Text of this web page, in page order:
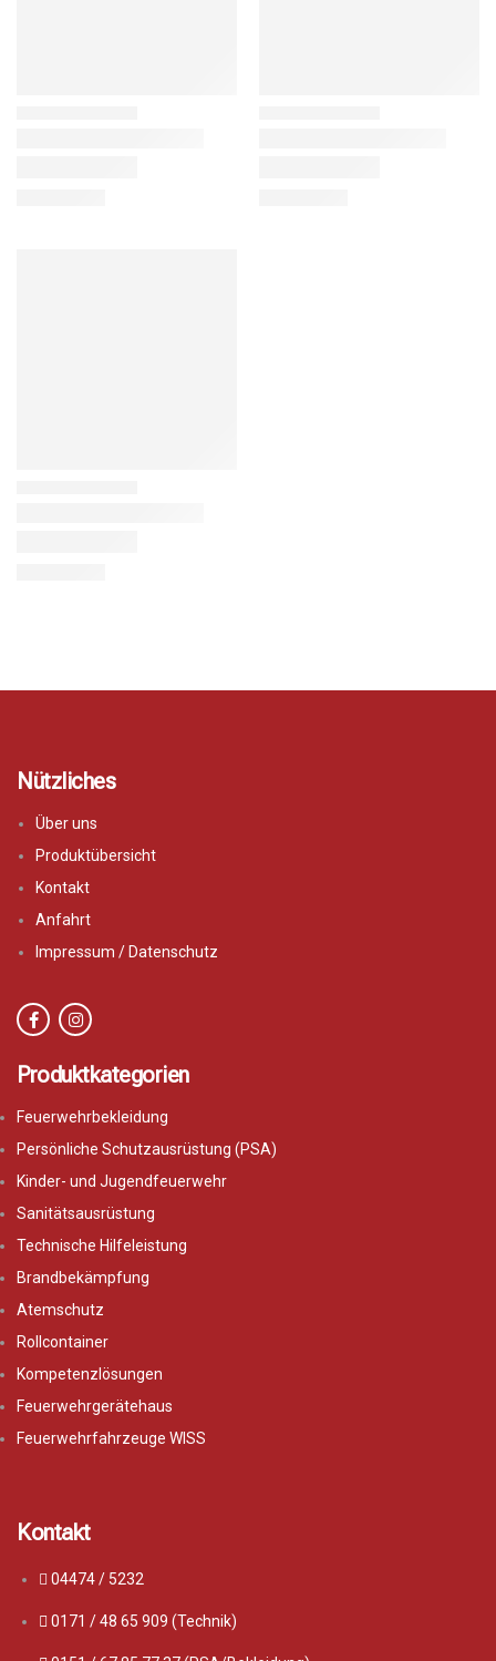
Nützliches
Über uns
Produktübersicht
Kontakt
Anfahrt
Impressum / Datenschutz
Produktkategorien
Feuerwehrbekleidung
Persönliche Schutzausrüstung (PSA)
Kinder- und Jugendfeuerwehr
Sanitätsausrüstung
Technische Hilfeleistung
Brandbekämpfung
Atemschutz
Rollcontainer
Kompetenzlösungen
Feuerwehrgerätehaus
Feuerwehrfahrzeuge WISS
Kontakt
04474 / 5232
0171 / 48 65 909 (Technik)